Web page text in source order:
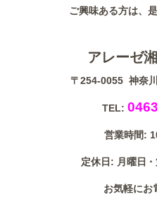
ご興味ある方は、
アレーゼ
〒254-0055 神奈
TEL:
営業時間:
定休日: 月曜日
お気軽にお